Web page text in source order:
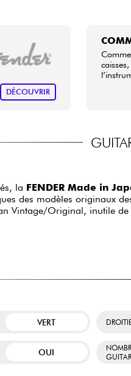
DÉCOUVRIR
la FENDER Made in
des modèles originaux
Vintage/Original, inutile
VERT
OUI